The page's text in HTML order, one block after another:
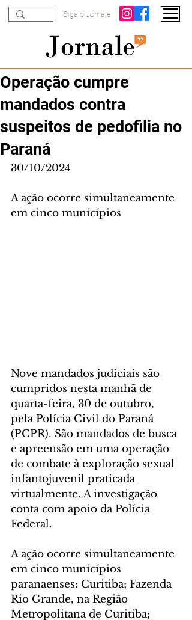
Siga o Jornale
Operação cumpre
mandados contra
suspeitos de pedofilia no
Paraná
30/10/2024
A ação ocorre simultaneamente
em cinco municípios
Nove mandados judiciais são
cumpridos nesta manhã de
quarta-feira, 30 de outubro,
pela Polícia Civil do Paraná
(PCPR). São mandados de busca
e apreensão em uma operação
de combate à exploração sexual
infantojuvenil praticada
virtualmente. A investigação
conta com apoio da Polícia
Federal.
A ação ocorre simultaneamente
em cinco municípios
paranaenses: Curitiba; Fazenda
Rio Grande, na Região
Metropolitana de Curitiba;